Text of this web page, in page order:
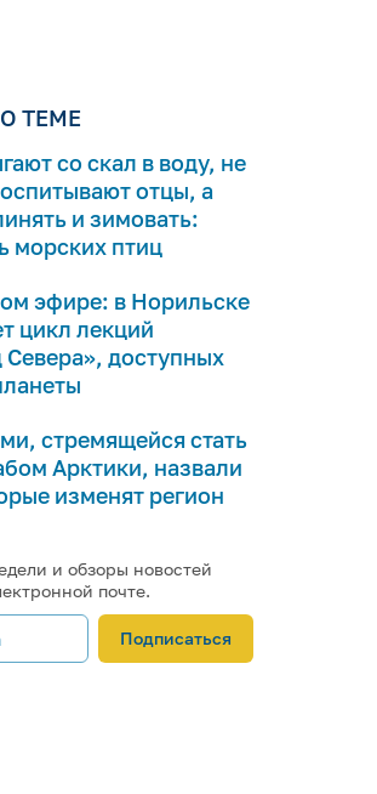
ТЕМЕ
со скал в воду, не
отцы, а
и зимовать:
морских птиц
эфире: в Норильске
цикл лекций
доступных
стремящейся стать
Арктики, назвали
изменят регион
и обзоры новостей
почте.
Подписаться